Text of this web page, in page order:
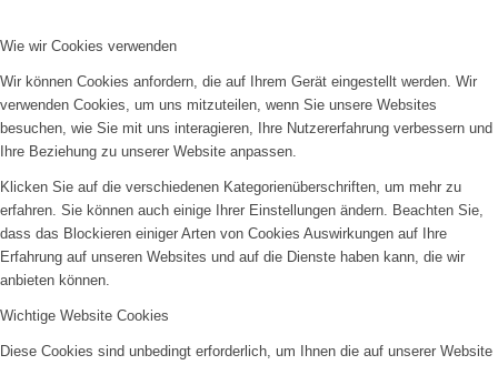
Wie wir Cookies verwenden
Wir können Cookies anfordern, die auf Ihrem Gerät eingestellt werden. Wir
verwenden Cookies, um uns mitzuteilen, wenn Sie unsere Websites
besuchen, wie Sie mit uns interagieren, Ihre Nutzererfahrung verbessern und
Ihre Beziehung zu unserer Website anpassen.
Klicken Sie auf die verschiedenen Kategorienüberschriften, um mehr zu
erfahren. Sie können auch einige Ihrer Einstellungen ändern. Beachten Sie,
dass das Blockieren einiger Arten von Cookies Auswirkungen auf Ihre
Erfahrung auf unseren Websites und auf die Dienste haben kann, die wir
anbieten können.
Wichtige Website Cookies
Diese Cookies sind unbedingt erforderlich, um Ihnen die auf unserer Website